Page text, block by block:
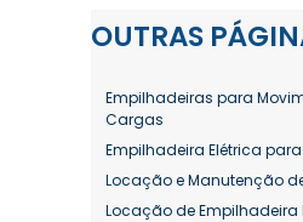
OUTRAS
Empilhadeiras para
Cargas
Empilhadeira Elétrica
Locação e Manutenção
Locação de Empilhadeira